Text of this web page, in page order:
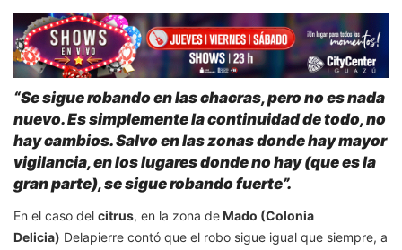
“Se sigue robando en las chacras, pero no es nada
nuevo. Es simplemente la continuidad de todo, no
hay cambios. Salvo en las zonas donde hay mayor
vigilancia, en los lugares donde no hay (que es la
gran parte), se sigue robando fuerte”.
En el caso del citrus, en la zona deMado (Colonia
Delicia) Delapierre contó que el robo sigue igual que siempre, a